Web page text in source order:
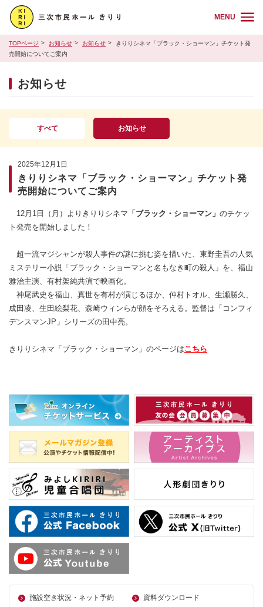
MENU
TOPページ お知らせ お知らせ
きりりシネマ「ブラック・ショーマン」チケット発
売開始についてご案内
お知らせ
すべて お知らせ
2025年12月1日
きりりシネマ「ブラック・ショーマン」チケット発
売開始についてご案内
12月1日（月）よりきりりシネマ 「ブラック・ショーマン」 のチケッ
ト発売を開始しました！
超一流マジシャンが殺人事件の謎に挑む姿を描いた、東野圭吾の人気
ミステリー小説「ブラック・ショーマンと名もなき町の殺人」を、福山
雅治主演、有村架純共演で映画化。
神尾武史を福山、真世を有村が演じるほか、仲村トオル、生瀬勝久、
成田凌、生田絵梨花、森崎ウィンらが顔をそろえる。監督は「コンフィ
デンスマンJP」シリーズの田中亮。
きりりシネマ「ブラック・ショーマン」のページはこちら
施設空き状況・ネット予約
資料ダウンロード